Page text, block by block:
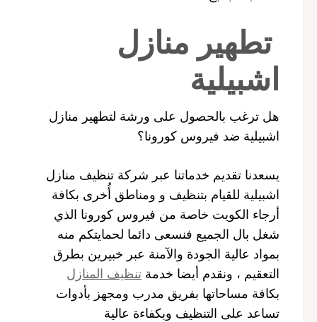
تطهير منازل
اشبيلية
هل ترغب بالحصول على ورشة لتطهير منازل
اشبيلية ضد فيروس كورونا؟
يسعدنا تقديم خدماتنا عبر شركة تنظيف منازل
اشبيلية للقيام بتنظيف و ومناطق أُخرى بكافة
أرجاء الكويت خاصة من فيروس كورونا الذي
شغل بال الجميع فنسعى دائما لحمايتكم منه
بمواد عالية الجودة والآمنة عبر خبيرين بطرق
التعقيم ، ونقدم أيضا خدمة تنظيف المنازل
بكافة مساحاتها بفريق مدرب ومجهز بأدوات
تساعد على التنظيف وبكفاءة عالية